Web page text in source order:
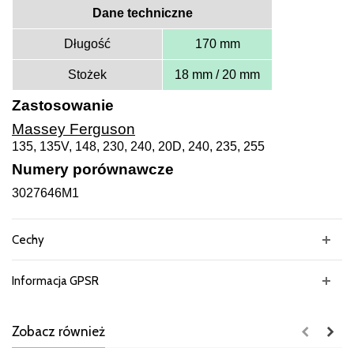
Dane techniczne
Długość 170 mm
Stożek 18 mm / 20 mm
Zastosowanie
Massey Ferguson
135, 135V, 148, 230, 240, 20D, 240, 235, 255
Numery porównawcze
3027646M1
Cechy
Informacja GPSR
Zobacz również